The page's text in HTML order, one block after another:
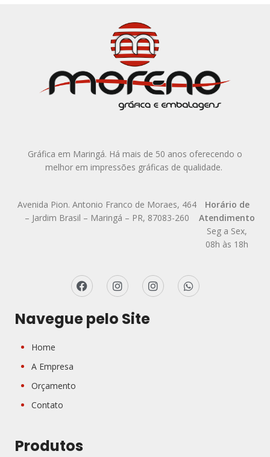
Gráfica em Maringá. Há mais de 50 anos oferecendo o
melhor em impressões gráficas de qualidade.
Avenida Pion. Antonio Franco de Moraes, 464
– Jardim Brasil – Maringá – PR, 87083-260
Horário de
Atendimento
Seg a Sex,
08h às 18h
Navegue pelo Site
Home
A Empresa
Orçamento
Contato
Produtos